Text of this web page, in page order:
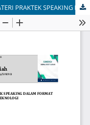
KETERAMPILAN PENGEMBANGAN MATERI PRAKTEK SPEAKING DALAM FORMAT DIALOG MAHASISWA S1 AGROTEKNOLOGI